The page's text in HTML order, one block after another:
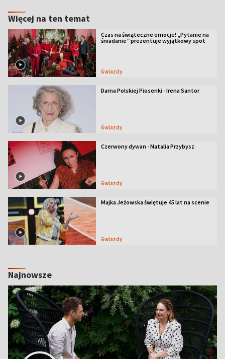
Więcej na ten temat
Czas na świąteczne emocje! „Pytanie na
śniadanie” prezentuje wyjątkowy spot
Gwiazdy
Dama Polskiej Piosenki - Irena Santor
Gwiazdy
Czerwony dywan - Natalia Przybysz
Gwiazdy
Majka Jeżowska świętuje 45 lat na scenie
Gwiazdy
Najnowsze